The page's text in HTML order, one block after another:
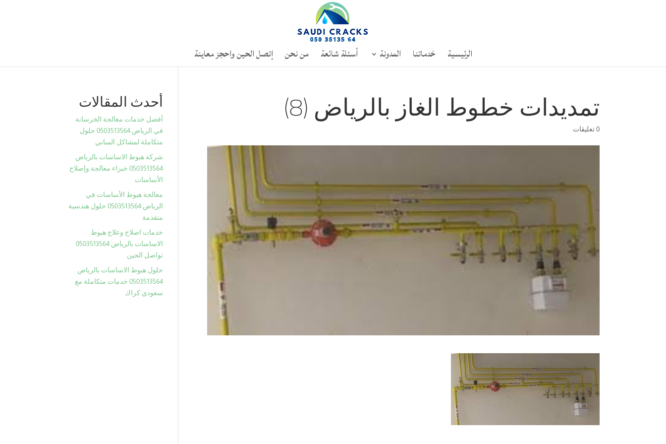
الرئيسية خدماتنا المدونة أسئلة شائعة من نحن إتصل الحين واحجز معاينة
تمديدات خطوط الغاز بالرياض (8)
0 تعليقات
أحدث المقالات
أفضل خدمات معالجة الخرسانة
في الرياض 0503513564 حلول
متكاملة لمشاكل المباني
شركة هبوط الاساسات بالرياض
0503513564 خبراء معالجة وإصلاح
الأساسات
معالجة هبوط الأساسات في
الرياض 0503513564 حلول هندسية
متقدمة
خدمات اصلاح وعلاج هبوط
الاساسات بالرياض 0503513564
تواصل الحين
حلول هبوط الاساسات بالرياض
0503513564 خدمات متكاملة مع
سعودي كراك